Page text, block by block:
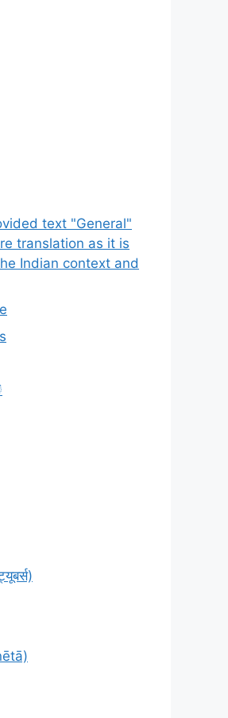
text "General"
translation as it is
Indian context and